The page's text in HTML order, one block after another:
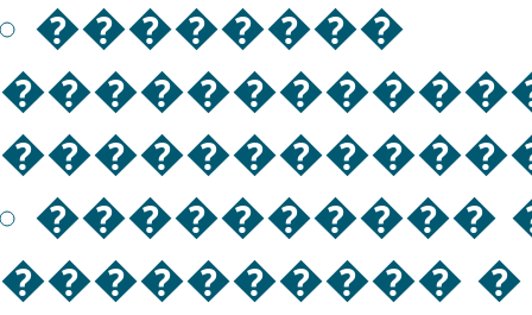
��������
����������
����������